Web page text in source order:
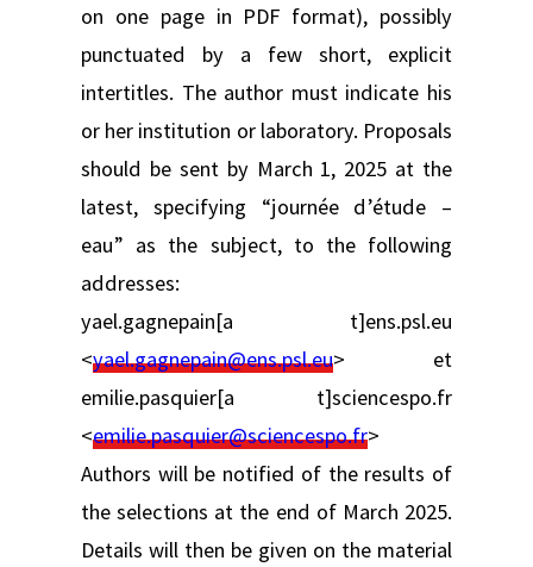
on one page in PDF format), possibly
punctuated by a few short, explicit
intertitles. The author must indicate his
or her institution or laboratory. Proposals
should be sent by March 1, 2025 at the
latest, specifying “journée d’étude –
eau” as the subject, to the following
addresses:
yael.gagnepain[a t]ens.psl.eu
<yael.gagnepain@ens.psl.eu> et
emilie.pasquier[a t]sciencespo.fr
<emilie.pasquier@sciencespo.fr>
Authors will be notified of the results of
the selections at the end of March 2025.
Details will then be given on the material